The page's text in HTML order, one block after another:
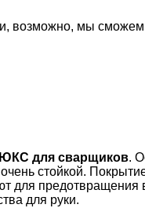
и, возможно, мы
для сварщиков.
очень стойкой.
для предотвращения
для руки.